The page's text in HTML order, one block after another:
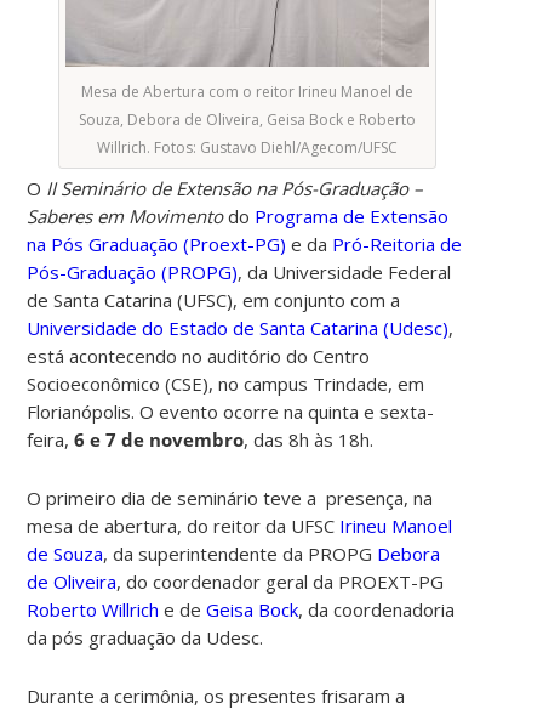
Mesa de Abertura com o reitor Irineu Manoel de
Souza, Debora de Oliveira, Geisa Bock e Roberto
Willrich. Fotos: Gustavo Diehl/Agecom/UFSC
O II Seminário de Extensão na Pós-Graduação –
Saberes em Movimentodo Programa de Extensão
na Pós Graduação (Proext-PG) e da Pró-Reitoria de
Pós-Graduação (PROPG), da Universidade Federal
de Santa Catarina (UFSC), em conjunto com a
Universidade do Estado de Santa Catarina (Udesc),
está acontecendo no auditório do Centro
Socioeconômico (CSE), no campus Trindade, em
Florianópolis. O evento ocorre na quinta e sexta-
feira,6 e 7 de novembro, das 8h às 18h.
O primeiro dia de seminário teve a presença, na
mesa de abertura, do reitor da UFSC Irineu Manoel
de Souza, da superintendente da PROPG Debora
de Oliveira, do coordenador geral da PROEXT-PG
Roberto Willrich e deGeisa Bock,da coordenadoria
da pós graduação da Udesc.
Durante a cerimônia, os presentes frisaram a